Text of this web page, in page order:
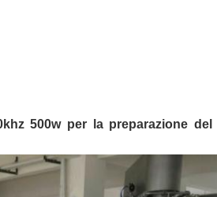
500w per la preparazione